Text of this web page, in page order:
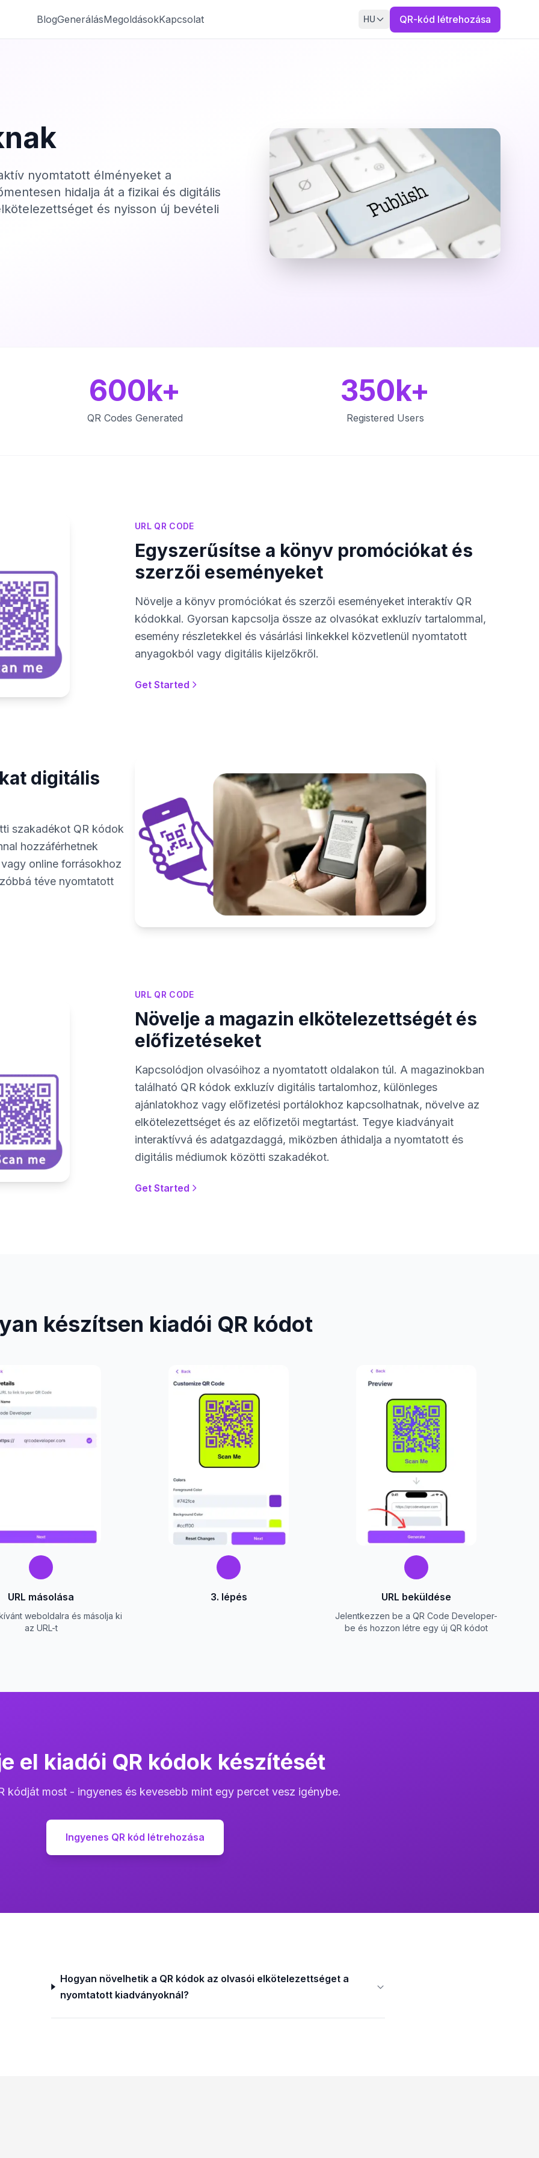
BlogGenerálásMegoldásokKapcsolat HU QR-kód létrehozása
nyomtatott élményeket a
hidalja át a fizikai és digitális
és nyisson új bevételi
600k+
QR Codes Generated
350k+
Registered Users
URL QR CODE
Egyszerűsítse a könyv promóciókat és
szerzői eseményeket
Növelje a könyv promóciókat és szerzői eseményeket interaktív QR
kódokkal. Gyorsan kapcsolja össze az olvasókat exkluzív tartalommal,
esemény részletekkel és vásárlási linkekkel közvetlenül nyomtatott
anyagokból vagy digitális kijelzőkről.
Get Started
digitális
szakadékot QR kódok
hozzáférhetnek
online forrásokhoz
téve nyomtatott
URL QR CODE
Növelje a magazin elkötelezettségét és
előfizetéseket
Kapcsolódjon olvasóihoz a nyomtatott oldalakon túl. A magazinokban
található QR kódok exkluzív digitális tartalomhoz, különleges
ajánlatokhoz vagy előfizetési portálokhoz kapcsolhatnak, növelve az
elkötelezettséget és az előfizetői megtartást. Tegye kiadványait
interaktívvá és adatgazdaggá, miközben áthidalja a nyomtatott és
digitális médiumok közötti szakadékot.
Get Started
készítsen kiadói QR kódot
URL másolása
weboldalra és másolja ki
az URL-t
3. lépés URL beküldése
Jelentkezzen be a QR Code Developer-
be és hozzon létre egy új QR kódot
el kiadói QR kódok készítését
kódját most - ingyenes és kevesebb mint egy percet vesz igénybe.
Ingyenes QR kód létrehozása
Hogyan növelhetik a QR kódok az olvasói elkötelezettséget a
nyomtatott kiadványoknál?